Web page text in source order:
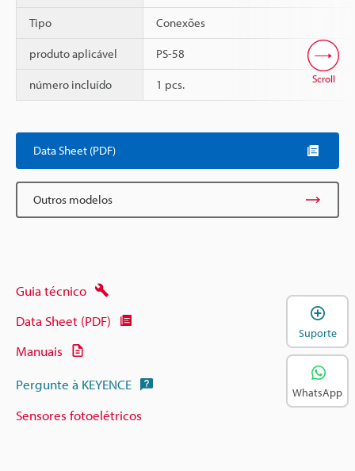
Tipo Conexões
produto aplicável PS-58
número incluído 1 pcs. Scroll
Data Sheet (PDF)
Outros modelos
Guia técnico
Data Sheet (PDF)
Manuais
Pergunte à KEYENCE
Sensores fotoelétricos
Suporte
WhatsApp